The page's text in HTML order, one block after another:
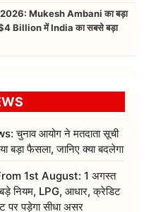
Mukesh Ambani का बड़ा
Billion में India का सबसे बड़ा
चुनाव आयोग ने मतदाता सूची
बड़ा फैसला, जानिए क्या बदलेगा
1st August: 1 अगस्त
नियम, LPG, आधार, क्रेडिट
पर पड़ेगा सीधा असर